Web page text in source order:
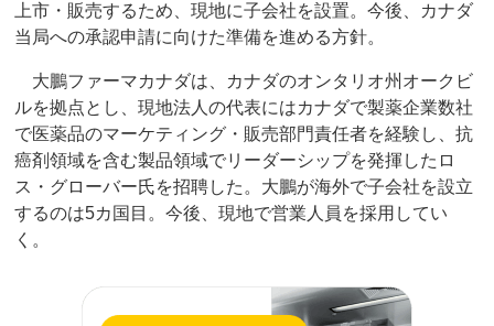
上市・販売するため、現地に子会社を設置。今後、カナダ
当局への承認申請に向けた準備を進める方針。
大鵬ファーマカナダは、カナダのオンタリオ州オークビ
ルを拠点とし、現地法人の代表にはカナダで製薬企業数社
で医薬品のマーケティング・販売部門責任者を経験し、抗
癌剤領域を含む製品領域でリーダーシップを発揮したロ
ス・グローバー氏を招聘した。大鵬が海外で子会社を設立
するのは5カ国目。今後、現地で営業人員を採用してい
く。